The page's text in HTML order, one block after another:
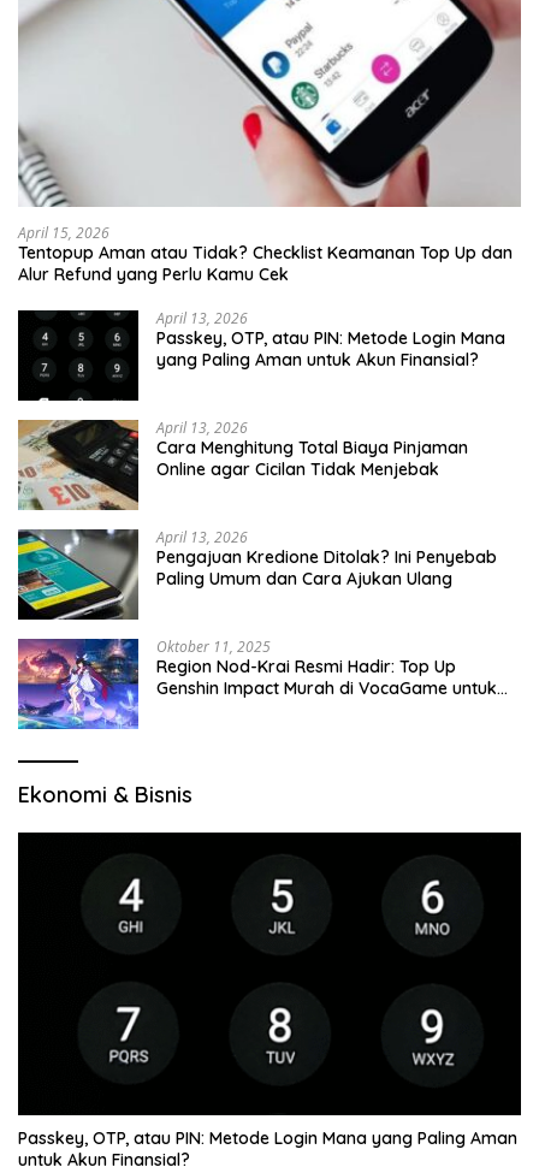
April 15, 2026
Tentopup Aman atau Tidak? Checklist Keamanan Top Up dan
Alur Refund yang Perlu Kamu Cek
April 13, 2026
Passkey, OTP, atau PIN: Metode Login Mana
yang Paling Aman untuk Akun Finansial?
April 13, 2026
Cara Menghitung Total Biaya Pinjaman
Online agar Cicilan Tidak Menjebak
April 13, 2026
Pengajuan Kredione Ditolak? Ini Penyebab
Paling Umum dan Cara Ajukan Ulang
Oktober 11, 2025
Region Nod-Krai Resmi Hadir: Top Up
Genshin Impact Murah di VocaGame untuk
Ekonomi & Bisnis
Passkey, OTP, atau PIN: Metode Login Mana yang Paling Aman
untuk Akun Finansial?